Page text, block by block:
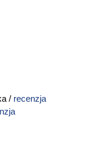
/ recenzja